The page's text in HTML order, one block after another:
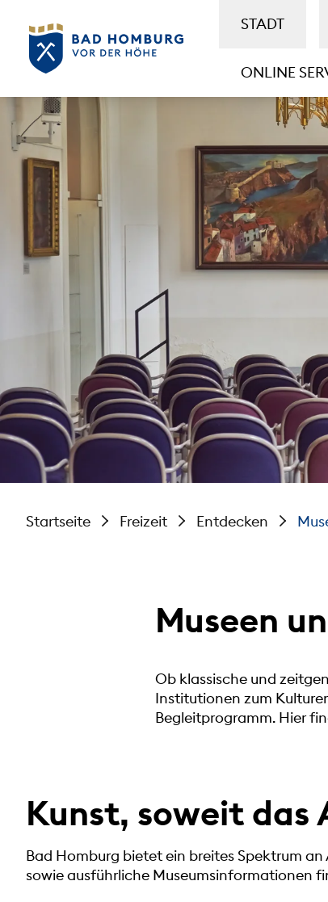
STADT
ONLINE
Startseite Freizeit Entdecken
Museen
Ob klassische und
Institutionen zum
Begleitprogramm. Hier
Kunst, soweit das
Bad Homburg bietet ein breites Spektrum
sowie ausführliche Museumsinformationen